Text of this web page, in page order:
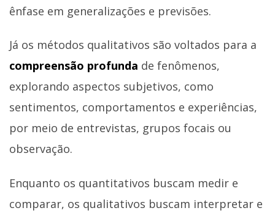
ênfase em generalizações e previsões.
Já os métodos qualitativos são voltados para a
compreensão profunda de fenômenos,
explorando aspectos subjetivos, como
sentimentos, comportamentos e experiências,
por meio de entrevistas, grupos focais ou
observação.
Enquanto os quantitativos buscam medir e
comparar, os qualitativos buscam interpretar e